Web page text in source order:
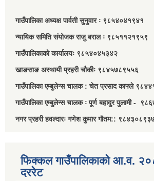
गाउँपालिका अध्यक्ष पार्वती सुनुवार ः ९८५४०४१९४१
न्यायिक समिति संयोजक राजु बराल ः ९८५११२१९५९
गाउँपालिकाको कार्यालयः ९८५४०४५३४२
खाङसाङ अस्थायी प्रहरी चौकीः ९८४५७८९५५६
गाउँपालिका एम्बुलेन्स चालक : चेत प्रसाद काफ्ले
गाउँपालिका एम्बुलेन्स चालक ः पूर्ण बहादुर पुलामी -
नगर प्रहरी हवल्दारः गणेश कुमार गौतम::
फिक्कल गाउँपालिकाको आ.व.
दररेट